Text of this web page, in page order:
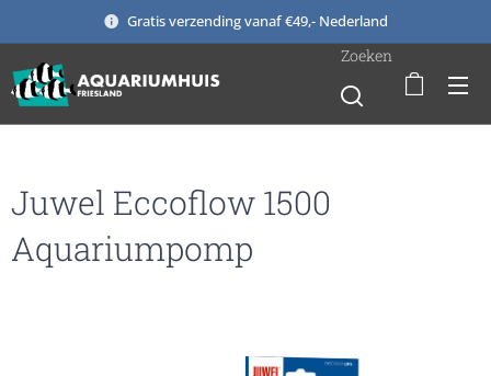
Gratis verzending vanaf €49,- Nederland
Zoeken
Juwel Eccoflow 1500
Aquariumpomp